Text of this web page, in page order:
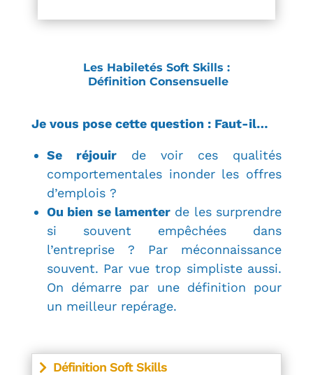
Les Habiletés Soft Skills :
Définition Consensuelle
Je vous pose cette question : Faut-il…
Se réjouirde voir ces qualités
comportementales inonder les offres
d’emplois ?
Ou bien se lamenter de les surprendre
si souvent empêchées dans
l’entreprise ? Par méconnaissance
souvent. Par vue trop simpliste aussi.
On démarre par une définition pour
un meilleur repérage.
Définition Soft Skills